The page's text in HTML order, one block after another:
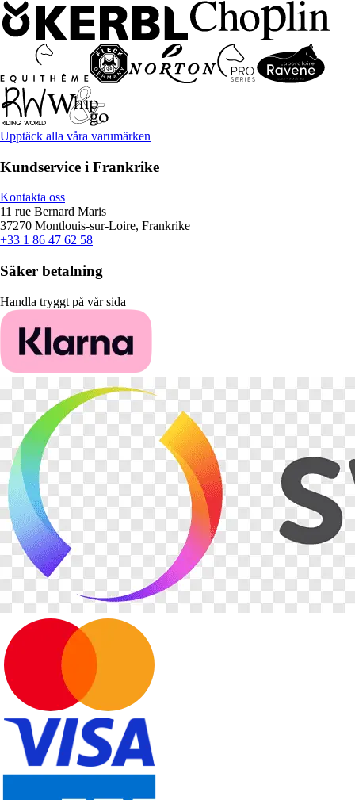
Upptäck alla våra varumärken
Kundservice i Frankrike
Kontakta oss
11 rue Bernard Maris
37270 Montlouis-sur-Loire, Frankrike
+33 1 86 47 62 58
Säker betalning
Handla tryggt på vår sida